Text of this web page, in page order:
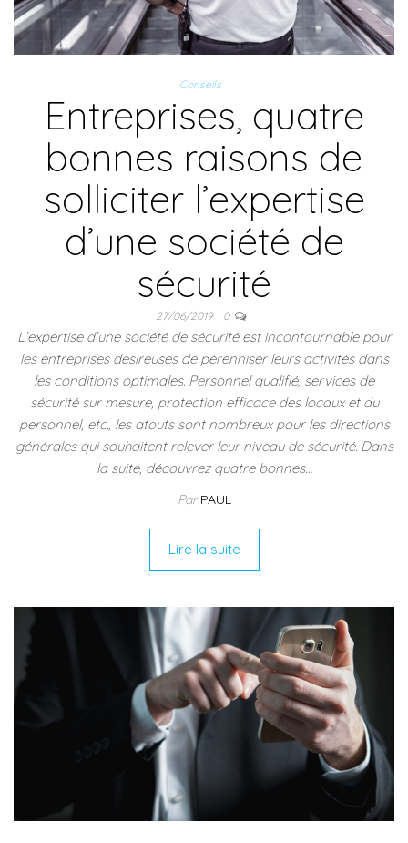
Conseils
Entreprises, quatre
bonnes raisons de
solliciter l’expertise
d’une société de
sécurité
27/06/2019 0
L’expertise d’une société de sécurité est incontournable pour
les entreprises désireuses de pérenniser leurs activités dans
les conditions optimales. Personnel qualifié, services de
sécurité sur mesure, protection efficace des locaux et du
personnel, etc., les atouts sont nombreux pour les directions
générales qui souhaitent relever leur niveau de sécurité. Dans
la suite, découvrez quatre bonnes…
ParPAUL
Lire la suite